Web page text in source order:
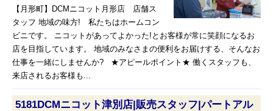
【月形町】DCMニコット月形店 店舗ス
タッフ 地域の味方! 私たちはホームコン
ビニです。 ニコットがあってよかった!とお客様が常に笑顔になるお
店を目指しています。 地域のみなさまの便利をお届けする、そんなお
仕事を一緒にしませんか? ★アピールポイント★ 働くスタッフも、
来店されるお客様も...
5181DCMニコット津別店|販売スタッフ|パートアル